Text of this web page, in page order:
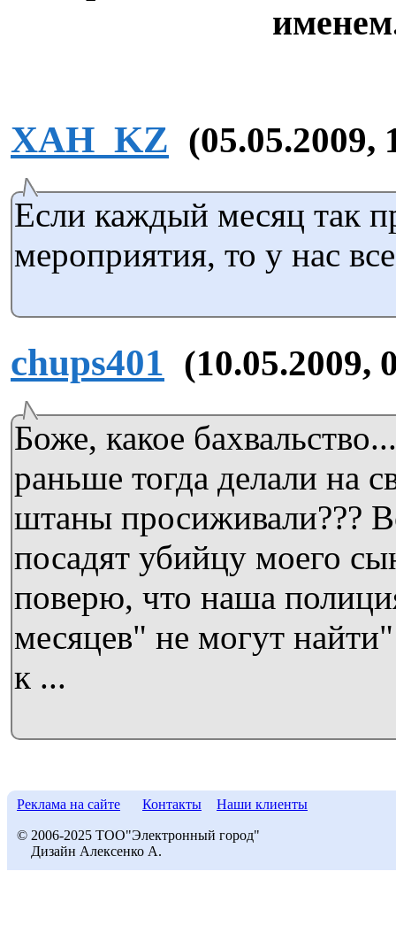
XAH_KZ (05.05.2009,
Если каждый месяц так
мероприятия, то у нас
chups401 (10.05.2009,
Боже, какое
раньше тогда делали на
штаны просиживали???
посадят убийцу моего
поверю, что наша
месяцев" не могут
к ...
Реклама на сайте Контакты Наши клиенты
© 2006-2025 ТОО"Электронный город"
Дизайн Алексенко А.